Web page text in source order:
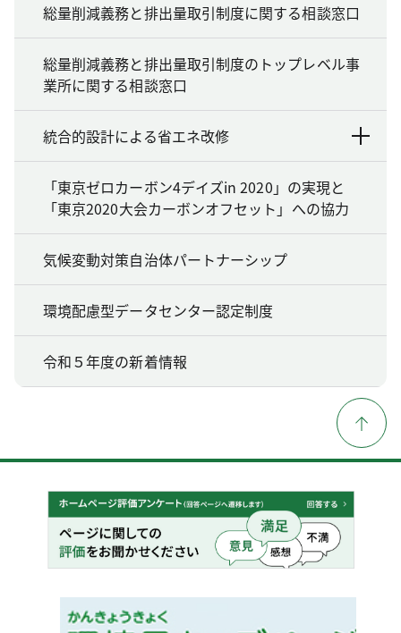
総量削減義務と排出量取引制度に関する相談窓口
総量削減義務と排出量取引制度のトップレベル事
業所に関する相談窓口
統合的設計による省エネ改修
「東京ゼロカーボン4デイズin 2020」の実現と
「東京2020大会カーボンオフセット」への協力
気候変動対策自治体パートナーシップ
環境配慮型データセンター認定制度
令和５年度の新着情報